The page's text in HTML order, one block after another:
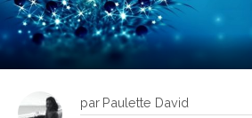
par Paulette David